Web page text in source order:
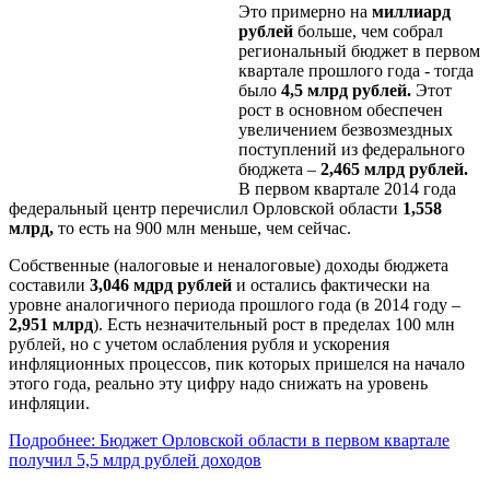
Это примерно на миллиард
рублей больше, чем собрал
региональный бюджет в первом
квартале прошлого года - тогда
было 4,5 млрд рублей. Этот
рост в основном обеспечен
увеличением безвозмездных
поступлений из федерального
бюджета – 2,465 млрд рублей.
В первом квартале 2014 года
федеральный центр перечислил Орловской области 1,558
млрд, то есть на 900 млн меньше, чем сейчас.
Собственные (налоговые и неналоговые) доходы бюджета
составили 3,046 мдрд рублей и остались фактически на
уровне аналогичного периода прошлого года (в 2014 году –
2,951 млрд). Есть незначительный рост в пределах 100 млн
рублей, но с учетом ослабления рубля и ускорения
инфляционных процессов, пик которых пришелся на начало
этого года, реально эту цифру надо снижать на уровень
инфляции.
Подробнее: Бюджет Орловской области в первом квартале
получил 5,5 млрд рублей доходов